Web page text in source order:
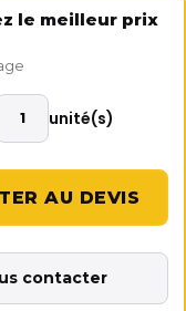
le meilleur prix
unité(s)
contacter